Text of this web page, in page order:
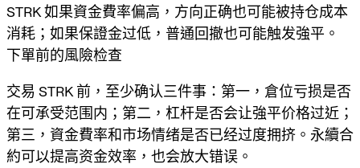
STRK 如果資金費率偏高，方向正确也可能被持仓成本
消耗；如果保證金过低，普通回撤也可能触发強平。
下單前的風險检查
交易 STRK 前，至少确认三件事：第一，倉位亏损是否
在可承受范围内；第二，杠杆是否会让強平价格过近；
第三，資金費率和市场情绪是否已经过度拥挤。永續合
約可以提高资金效率，也会放大错误。